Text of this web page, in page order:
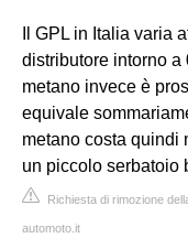
Il GPL in Italia varia
distributore intorno a
metano invece è
equivale
metano costa quindi
un piccolo serbatoio
Richiesta di rimozione
automoto.it